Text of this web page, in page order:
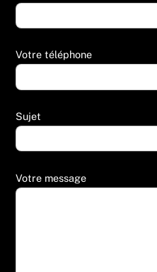
Votre téléphone
Sujet
Votre message